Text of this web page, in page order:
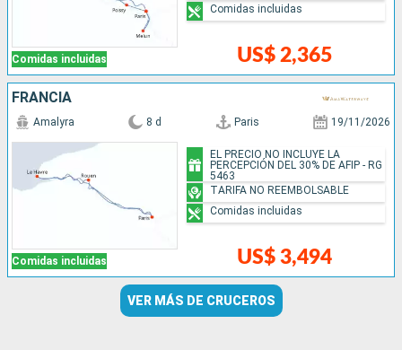
Comidas incluidas US$ 2,365
Comidas incluidas
FRANCIA
Comidas incluidas
Amalyra 8 d Paris 19/11/2026
US$ 3,494
EL PRECIO NO INCLUYE LA
PERCEPCIÓN DEL 30% DE AFIP - RG
5463
TARIFA NO REEMBOLSABLE
Comidas incluidas
VER MÁS DE CRUCEROS